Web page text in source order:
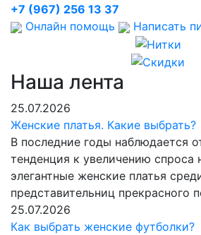
+7 (967) 256 13 37
Онлайн помощь
Написать
Наша лента
25.07.2026
Женские платья. Какие выбрать?
В последние годы наблюдается
тенденция к увеличению спроса
элегантные женские платья среди
представительниц прекрасного
25.07.2026
Как выбрать женские футболки?